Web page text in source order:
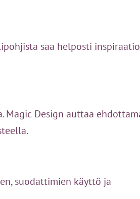
saa helposti
Magic Design auttaa
suodattimien käyttö ja